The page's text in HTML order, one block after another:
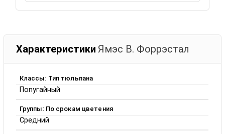
Характеристики Ямэс В. Форрэстал
Классы: Тип тюльпана
Попугайный
Группы: По срокам цветения
Средний